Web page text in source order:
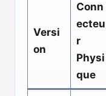
Versi
on
Conn
ecteu
r
Physi
que